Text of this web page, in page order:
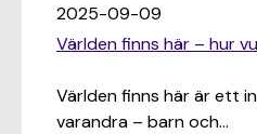
2025-09-09
Världen finns här – hur
Världen finns här är ett
varandra – barn och…